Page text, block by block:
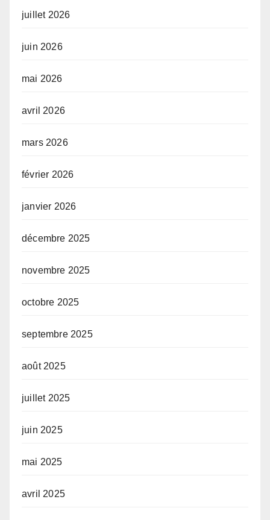
juillet 2026
juin 2026
mai 2026
avril 2026
mars 2026
février 2026
janvier 2026
décembre 2025
novembre 2025
octobre 2025
septembre 2025
août 2025
juillet 2025
juin 2025
mai 2025
avril 2025